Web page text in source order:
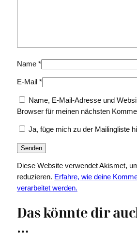
Name *
E-Mail *
Name, E-Mail-Adresse und
Browser für meinen nächsten
Ja, füge mich zu der Mailingliste
Diese Website verwendet Akismet,
reduzieren. Erfahre, wie deine
verarbeitet werden.
Das könnte dir
…